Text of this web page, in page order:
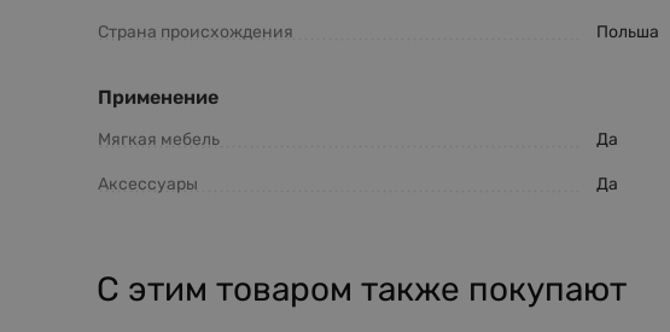
Страна происхождения Польша
Применение
Мягкая мебель Да
Аксессуары Да
С этим товаром также покупают